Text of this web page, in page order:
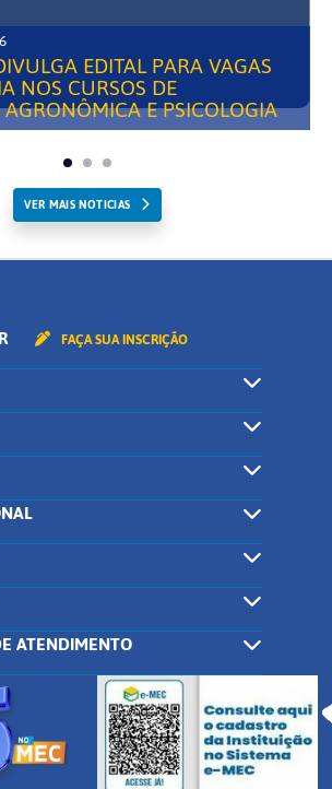
EDITAL PARA VAGAS
NOS CURSOS DE
E PSICOLOGIA
VER MAIS NOTICIAS
FAÇA SUA INSCRIÇÃO
ATENDIMENTO